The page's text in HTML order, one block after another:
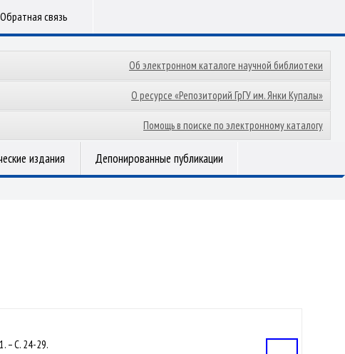
Обратная связь
Об электронном каталоге научной библиотеки
О ресурсе «Репозиторий ГрГУ им. Янки Купалы»
Помощь в поиске по электронному каталогу
издания Депонированные публикации
– С. 24-29.